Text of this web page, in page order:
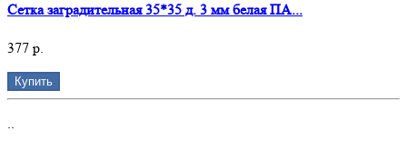
Сетка заградительная 35*35 д. 3 мм белая ПА...
377 р.
Купить